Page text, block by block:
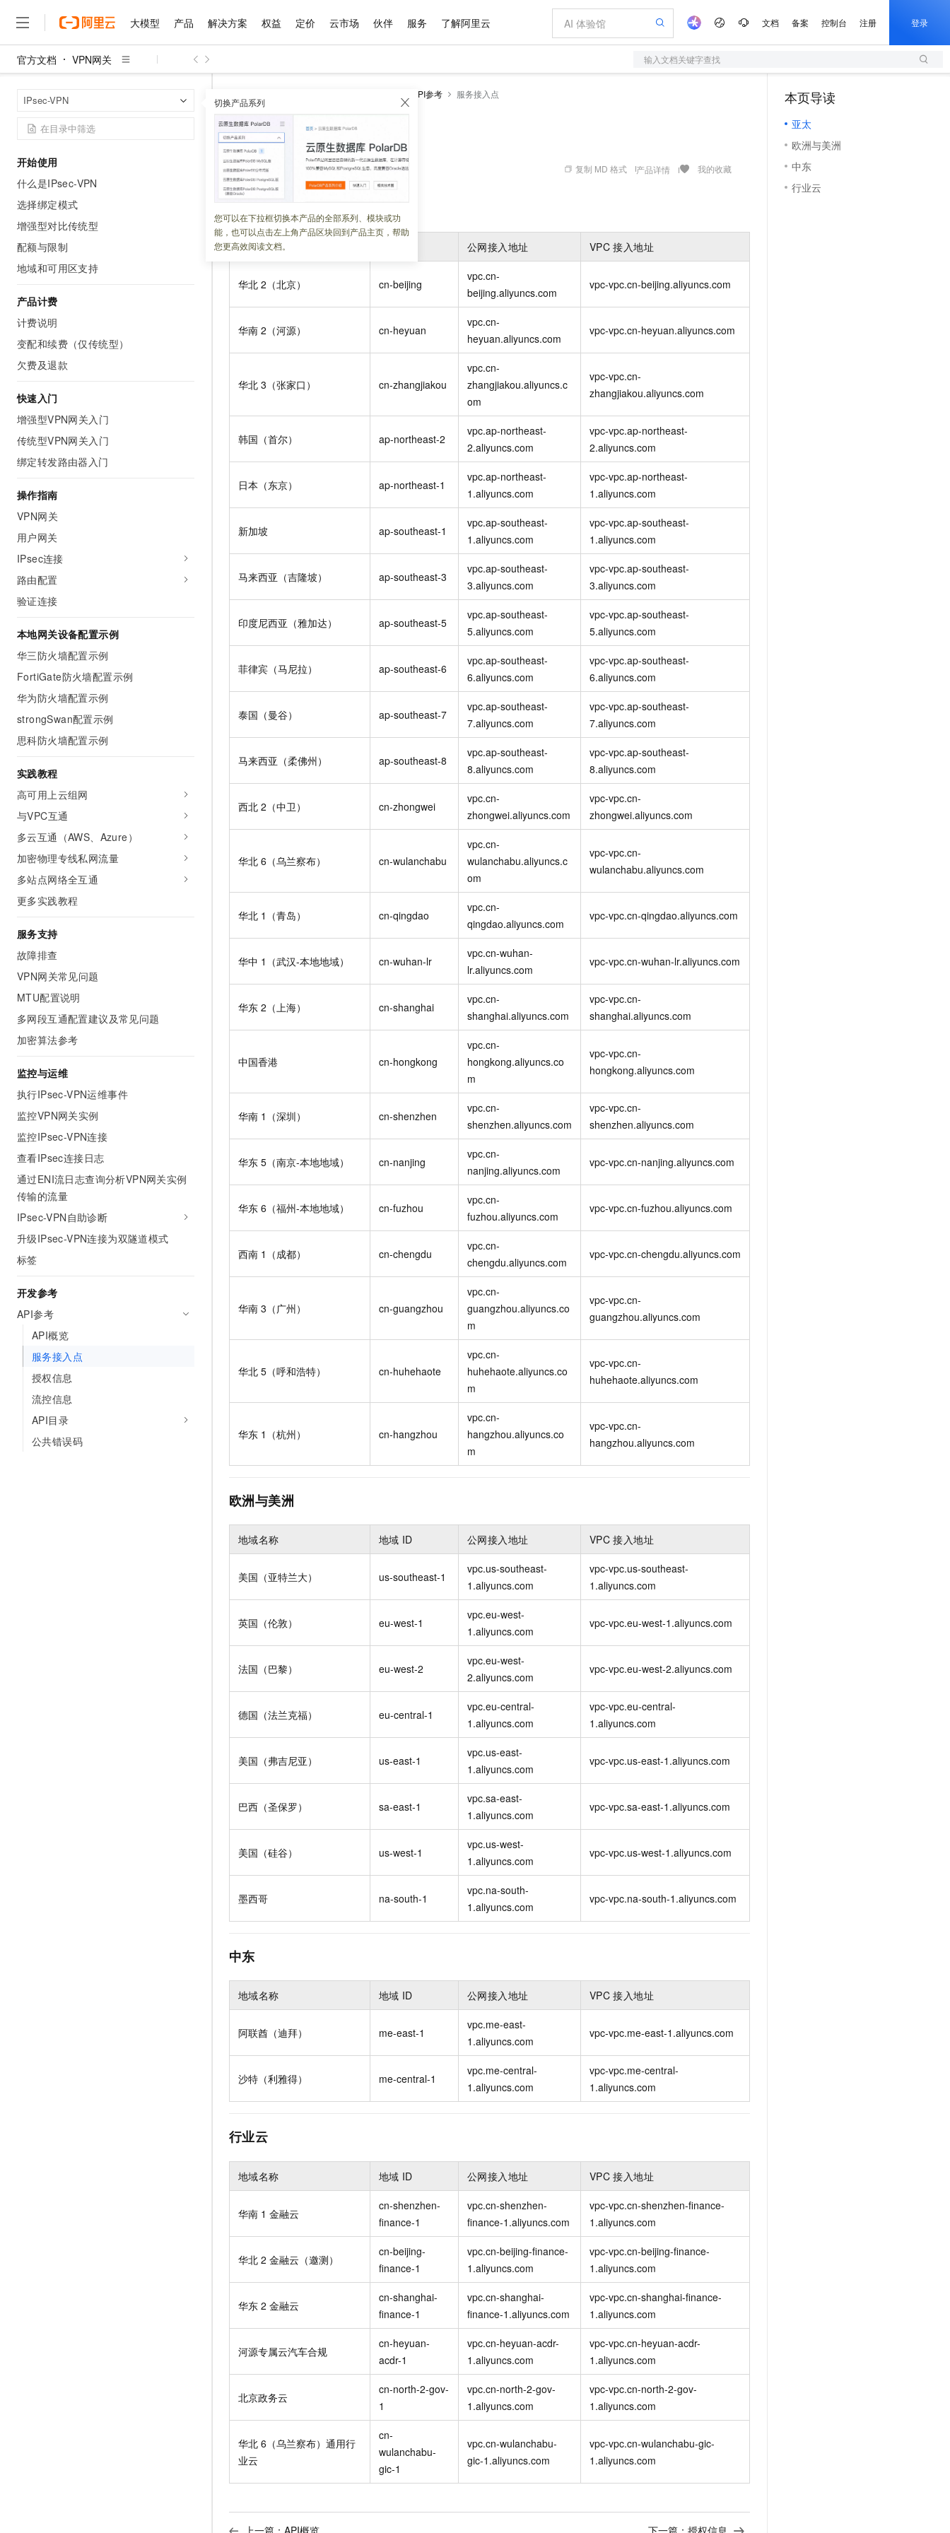
大模型 产品 解决方案 权益 定价 云市场 伙伴 服务 了解阿里云 文档 备案 控制台 注册 登录
官方文档 VPN网关 输入文档关键字查找
IPsec-VPN 切换产品系列
您可以在下拉框切换本产品的全部系列、模块或功
能，也可以点击左上角产品区块回到产品主页，帮助
您更高效阅读文档。
开始使用
什么是IPsec-VPN
选择绑定模式
增强型对比传统型
配额与限制
地域和可用区支持
产品计费
计费说明
变配和续费（仅传统型）
欠费及退款
快速入门
增强型VPN网关入门
传统型VPN网关入门
绑定转发路由器入门
操作指南
VPN网关
用户网关
IPsec连接
路由配置
验证连接
本地网关设备配置示例
华三防火墙配置示例
FortiGate防火墙配置示例
华为防火墙配置示例
strongSwan配置示例
思科防火墙配置示例
实践教程
高可用上云组网
与VPC互通
多云互通（AWS、Azure）
加密物理专线私网流量
多站点网络全互通
更多实践教程
服务支持
故障排查
VPN网关常见问题
MTU配置说明
多网段互通配置建议及常见问题
加密算法参考
监控与运维
执行IPsec-VPN运维事件
监控VPN网关实例
监控IPsec-VPN连接
查看IPsec连接日志
通过ENI流日志查询分析VPN网关实例
传输的流量
IPsec-VPN自助诊断
升级IPsec-VPN连接为双隧道模式
标签
开发参考
API参考
API概览
服务接入点
授权信息
流控信息
API目录
公共错误码
API参考 服务接入点
服务接入点
更新时间： 2026-07-30 06:20:36 复制 MD 格式 产品详情 我的收藏
地域名称 公网接入地址 VPC 接入地址
华北 2（北京） cn-beijing
vpc.cn-
beijing.aliyuncs.com
vpc-vpc.cn-beijing.aliyuncs.com
华南 2（河源） cn-heyuan
vpc.cn-
heyuan.aliyuncs.com
vpc-vpc.cn-heyuan.aliyuncs.com
华北 3（张家口） cn-zhangjiakou
vpc.cn-
zhangjiakou.aliyuncs.c
om
vpc-vpc.cn-
zhangjiakou.aliyuncs.com
韩国（首尔） ap-northeast-2
vpc.ap-northeast-
2.aliyuncs.com
vpc-vpc.ap-northeast-
2.aliyuncs.com
日本（东京） ap-northeast-1
vpc.ap-northeast-
1.aliyuncs.com
vpc-vpc.ap-northeast-
1.aliyuncs.com
新加坡 ap-southeast-1
vpc.ap-southeast-
1.aliyuncs.com
vpc-vpc.ap-southeast-
1.aliyuncs.com
马来西亚（吉隆坡） ap-southeast-3
vpc.ap-southeast-
3.aliyuncs.com
vpc-vpc.ap-southeast-
3.aliyuncs.com
印度尼西亚（雅加达） ap-southeast-5
vpc.ap-southeast-
5.aliyuncs.com
vpc-vpc.ap-southeast-
5.aliyuncs.com
菲律宾（马尼拉） ap-southeast-6
vpc.ap-southeast-
6.aliyuncs.com
vpc-vpc.ap-southeast-
6.aliyuncs.com
泰国（曼谷） ap-southeast-7
vpc.ap-southeast-
7.aliyuncs.com
vpc-vpc.ap-southeast-
7.aliyuncs.com
马来西亚（柔佛州） ap-southeast-8
vpc.ap-southeast-
8.aliyuncs.com
vpc-vpc.ap-southeast-
8.aliyuncs.com
西北 2（中卫） cn-zhongwei
vpc.cn-
zhongwei.aliyuncs.com
vpc-vpc.cn-
zhongwei.aliyuncs.com
华北 6（乌兰察布） cn-wulanchabu
vpc.cn-
wulanchabu.aliyuncs.c
om
vpc-vpc.cn-
wulanchabu.aliyuncs.com
华北 1（青岛） cn-qingdao
vpc.cn-
qingdao.aliyuncs.com
vpc-vpc.cn-qingdao.aliyuncs.com
华中 1（武汉-本地地域） cn-wuhan-lr
vpc.cn-wuhan-
lr.aliyuncs.com
vpc-vpc.cn-wuhan-lr.aliyuncs.com
华东 2（上海） cn-shanghai
vpc.cn-
shanghai.aliyuncs.com
vpc-vpc.cn-
shanghai.aliyuncs.com
中国香港 cn-hongkong
vpc.cn-
hongkong.aliyuncs.co
m
vpc-vpc.cn-
hongkong.aliyuncs.com
华南 1（深圳） cn-shenzhen
vpc.cn-
shenzhen.aliyuncs.com
vpc-vpc.cn-
shenzhen.aliyuncs.com
华东 5（南京-本地地域） cn-nanjing
vpc.cn-
nanjing.aliyuncs.com
vpc-vpc.cn-nanjing.aliyuncs.com
华东 6（福州-本地地域） cn-fuzhou
vpc.cn-
fuzhou.aliyuncs.com
vpc-vpc.cn-fuzhou.aliyuncs.com
西南 1（成都） cn-chengdu
vpc.cn-
chengdu.aliyuncs.com
vpc-vpc.cn-chengdu.aliyuncs.com
华南 3（广州） cn-guangzhou
vpc.cn-
guangzhou.aliyuncs.co
m
vpc-vpc.cn-
guangzhou.aliyuncs.com
华北 5（呼和浩特） cn-huhehaote
vpc.cn-
huhehaote.aliyuncs.co
m
vpc-vpc.cn-
huhehaote.aliyuncs.com
华东 1（杭州） cn-hangzhou
vpc.cn-
hangzhou.aliyuncs.co
m
vpc-vpc.cn-
hangzhou.aliyuncs.com
欧洲与美洲
地域名称 地域 ID 公网接入地址 VPC 接入地址
美国（亚特兰大） us-southeast-1
vpc.us-southeast-
1.aliyuncs.com
vpc-vpc.us-southeast-
1.aliyuncs.com
英国（伦敦） eu-west-1
vpc.eu-west-
1.aliyuncs.com
vpc-vpc.eu-west-1.aliyuncs.com
法国（巴黎） eu-west-2
vpc.eu-west-
2.aliyuncs.com
vpc-vpc.eu-west-2.aliyuncs.com
德国（法兰克福） eu-central-1
vpc.eu-central-
1.aliyuncs.com
vpc-vpc.eu-central-
1.aliyuncs.com
美国（弗吉尼亚） us-east-1
vpc.us-east-
1.aliyuncs.com
vpc-vpc.us-east-1.aliyuncs.com
巴西（圣保罗） sa-east-1
vpc.sa-east-
1.aliyuncs.com
vpc-vpc.sa-east-1.aliyuncs.com
美国（硅谷） us-west-1
vpc.us-west-
1.aliyuncs.com
vpc-vpc.us-west-1.aliyuncs.com
墨西哥 na-south-1
vpc.na-south-
1.aliyuncs.com
vpc-vpc.na-south-1.aliyuncs.com
中东
地域名称 地域 ID 公网接入地址 VPC 接入地址
阿联酋（迪拜） me-east-1
vpc.me-east-
1.aliyuncs.com
vpc-vpc.me-east-1.aliyuncs.com
沙特（利雅得） me-central-1
vpc.me-central-
1.aliyuncs.com
vpc-vpc.me-central-
1.aliyuncs.com
行业云
地域名称 地域 ID 公网接入地址 VPC 接入地址
华南 1 金融云
cn-shenzhen-
finance-1
vpc.cn-shenzhen-
finance-1.aliyuncs.com
vpc-vpc.cn-shenzhen-finance-
1.aliyuncs.com
华北 2 金融云（邀测）
cn-beijing-
finance-1
vpc.cn-beijing-finance-
1.aliyuncs.com
vpc-vpc.cn-beijing-finance-
1.aliyuncs.com
华东 2 金融云
cn-shanghai-
finance-1
vpc.cn-shanghai-
finance-1.aliyuncs.com
vpc-vpc.cn-shanghai-finance-
1.aliyuncs.com
河源专属云汽车合规
cn-heyuan-
acdr-1
vpc.cn-heyuan-acdr-
1.aliyuncs.com
vpc-vpc.cn-heyuan-acdr-
1.aliyuncs.com
北京政务云
cn-north-2-gov-
1
vpc.cn-north-2-gov-
1.aliyuncs.com
vpc-vpc.cn-north-2-gov-
1.aliyuncs.com
华北 6（乌兰察布）通用行
业云
cn-
wulanchabu-
gic-1
vpc.cn-wulanchabu-
gic-1.aliyuncs.com
vpc-vpc.cn-wulanchabu-gic-
1.aliyuncs.com
本页导读
亚太
欧洲与美洲
中东
行业云
大模型
大模型
文本生成
Qwen3.8-Max HOT
智能体时代全能旗舰模型
Qwen3.7-Plus
能看、能想、能动手的多模态智能体模型
Qwen3-VL-Plus
Kimi 最新旗舰模型，长程编程与推理利器
Deepseek-v4-pro
GLM-5.2
1M上下文，专为长程任务能力而生
让文字生成流畅细腻的高质量视频
HappyHorse-1.1-I2V
图生视频，流畅自然，细节丰富
Wan2.7-T2V
语音识别与合成
大模型服务
Happy 系列大模型
新一代 AI 视频生成模型，深度适配广告营销等场景
AI 应用构建
大模型服务平台百炼-应用模版
大模型服务平台百炼-智能体
人工智能平台 PAI
AI Native 的算法工程平台，一站式完成建模、训练、推理服务部署
大模型原生应用
万有无界
秒悟
云端极速 AI 应用创作平台
快速部署 Dify，高效搭建 AI 应用 10分钟微调：让0.6B模型媲美235B模型
即刻拥有 DeepSeek-R1 满血版
多种方案随心选，轻松解锁专属 DeepSeek
多模态数据信息提取
超强辅助，Bolt.diy 一步搞定创意建站
产品
精选产品
人工智能与机器学习
容器
存储
网络与CDN
安全
中间件
数据库
大数据计算
媒体服务
终端用户计算
Serverless
专有云
精选产品
大模型服务平台百炼
大模型服务与应用平台
千问大模型
多元化、高性能、安全可靠的大模型服务
无影云电脑
随时随地安全接入的云上超级电脑
云解析DNS
云原生大数据计算服务 MaxCompute
域名与网站
对象存储 OSS
一站式AI开发、训练和推理服务
Qoder CN
容器服务 Kubernetes 版 ACK
提供一站式管理容器应用的 K8s 服务
全托管，含MySQL、PostgreSQL、SQL Server、MariaDB多引擎
云原生数据库 PolarDB
云防火墙
轻量应用服务器
数字证书管理服务（原SSL证书）
实现全站 HTTPS，呈现可信的 Web 访问
短信服务
解决方案
精选解决方案
AI
大数据
现代化应用
安全
网络
可观测
企业出海
政企业务
精选解决方案
睿译宝，AI翻译排版一步到位
上传文档即自动完成翻译和格式还原
GLM-5.2：长任务时代开源旗舰模型
真正可用的 1M 上下文,一次完成代码全链路开发
Hermes Agent，打造自进化智能体
自主进化，持久记忆，越用越聪明
快速拥有专属 OpenClaw
即刻拥有 DeepSeek-V4-Pro
轻松解锁专属 DeepSeek-V4-Pro
Claude Code + GStack 打造工程团队
安装技能 GStack，拥有专属 AI 工程团队
一键购买专属联机服务器，轻松开启游戏
低代码高效构建企业门户网站
Agency Agents：拥有专属领域专家
HappyHorse 打造一站式影视创作平台
漫剧工坊：一站式动画创作平台
权益 普惠上云
普惠上云 官方力荐
云服务器38元/年起，超值低价云产品抢先购
官方推荐返现计划
推荐新用户得奖励，单订单最高返9万
云工开物
高校专属算力普惠，学生认证享300元代金券
免费试用
解决方案免费试用 新老同享
AI 产品 免费试用
产品新客免费试用，最长12个月
大模型ACA认证体验
AI 特惠
智启 AI 普惠权益
阿里云 OPC 创新助力计划
至高百万元 Token 补贴，加速一人公司成长
Qwen3.8-Max 首发尝鲜，限时加量 10 倍，夜间低至2折
千问办公，限时限量积分加倍 NEW
你的AI工作搭子，覆盖日常办公高频场景
万小智 AI 建站低至 15元/月
送.CN域名，送备案服务码
Night Plan 支持 Qwen 3.8-Max
夜间 5 折，Qwen/Meoo/TokenPlan 客户专享
AI 场景体验
从图文生成到视频创作，一键激活电商全链路生产力
AI 建站
0 代码专业建站，无忧落地极速上线
AI 短剧/漫剧
AI 办公
智能客服
自动承接线索、识别商机，让客服更高效、服务更出色。
AI 活动
AI 生产力先锋
先锋实践拓展 AI 生产力的边界
飞天发布时刻
所见，即是所愿
AI 实训营
定价 产品定价
了解云产品的定价详情
云上成本管理
管理和优化成本
价格计算器
自助选配和估算价格
价格优势
推动算力普惠，释放技术红利
配置报价器
阿里云 OPC 创新助力计划
Token 补贴，五大权
益加速 OPC 成功
云市场 精选商城
网站建设
多端小程序
Salesforce 国际版订阅
友盟天域
观测云
Tuya 物联网平台阿里云版
蓝凌 OA
电子合同
Tableau 订阅
行业生态解决方案
开发者生态解决方案
AI 开发和 AI 应用解决方案
数据与 API
数据集
身份实名认证
短信
OCR 文字识别
发票查验
天气预报查询
快递物流查询
企业应用
ERP
CRM
财税管理
400电话
广告营销
基础软件
全能环境
操作系统
WordPress
Red Hat
建站小程序
模板建站
定制建站
模板小程序
定制小程序
APP 开发
专业服务
公司注册
伙伴 成为销售伙伴
分销伙伴
咨询伙伴
销售伙伴合作计划
Salesforce On Alibaba Cloud
Consulting Partner 合作计划
成为产品伙伴
产品生态集成认证中心
产品生态伙伴工作台
产品伙伴合作计划
Salesforce On Alibaba Cloud ISV 合作
计划
成为服务伙伴
服务伙伴合作计划
Al MaaS 服务伙伴赋能合作
伙伴信用分合作计划
更多支持
服务 售前咨询
在线服务
售后服务
自助服务
工单服务
短信专区
企业增值服务
企业支持计划
企业增值服务台
服务实践
阿里云认证
官网公告
健康状态
开发者社区
镜像站
了解阿里云 为什么选择阿里云
什么是云计算
技术领先
稳定可靠
安全合规
分析师报告
研究报告与白皮书
天池大赛
AI 算法大赛
云开发大赛
入门学习赛
最佳实践
云上春晚
云栖战略参考
云上的中国
金融模力时刻
客户案例
市场活动
魔搭 ModelScope
高校合作
加入我们